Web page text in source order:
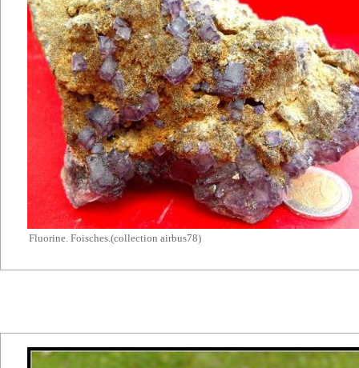
Fluorine. Foisches.(collection airbus78)